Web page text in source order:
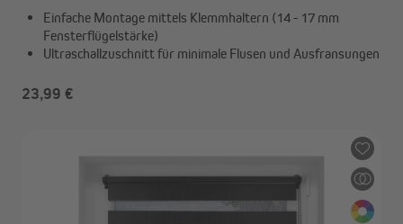
Einfache Montage mittels Klemmhaltern (14 - 17 mm
Fensterflügelstärke)
Ultraschallzuschnitt für minimale Flusen und Ausfransungen
23,99 €